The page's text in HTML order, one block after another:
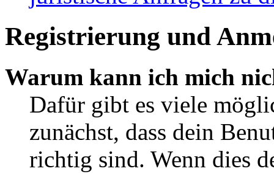
Registrierung und
Warum kann ich mich
Dafür gibt es viele
zunächst, dass dein
richtig sind. Wenn dies